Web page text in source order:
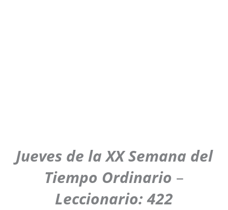
Jueves de la XX Semana del
Tiempo Ordinario –
Leccionario: 422